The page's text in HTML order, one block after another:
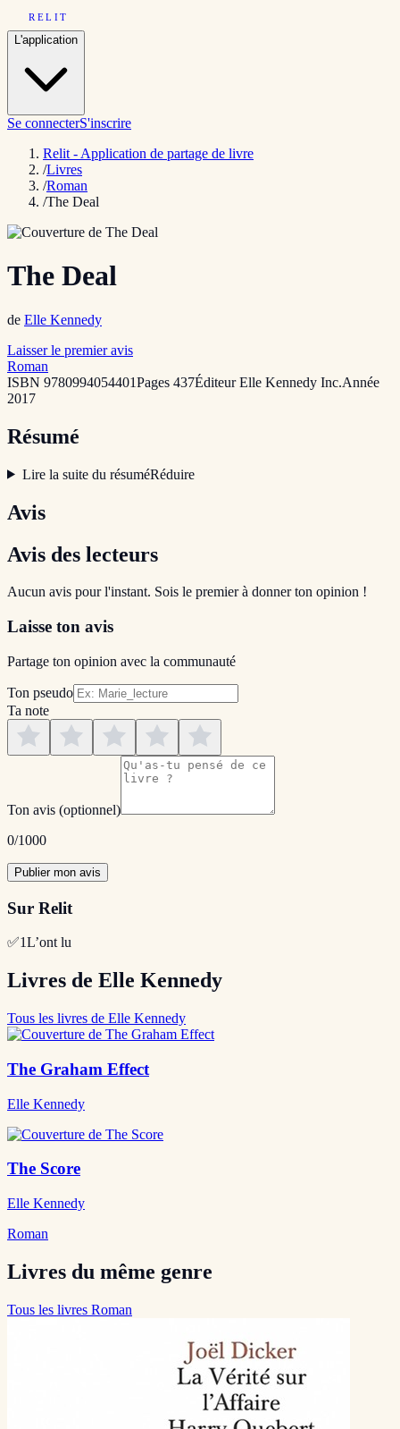
RELIT
L'application
Se connecterS'inscrire
Relit - Application de partage de livre
/Livres
/Roman
/The Deal
The Deal
de Elle Kennedy
Laisser le premier avis
Roman
ISBN 9780994054401Pages 437ÉditeurElle Kennedy Inc.Année
2017
Résumé
Lire la suite du résuméRéduire
Avis
Avis des lecteurs
Aucun avis pour l'instant. Sois le premier à donner ton opinion !
Laisse ton avis
Partage ton opinion avec la communauté
Ton pseudo
Ta note
Ton avis (optionnel)
0/1000
Publier mon avis
Sur Relit
✅1L’ont lu
Livres de Elle Kennedy
Tous les livres de Elle Kennedy
The Graham Effect
Elle Kennedy
The Score
Elle Kennedy
Roman
Livres du même genre
Tous les livres Roman